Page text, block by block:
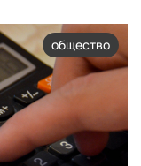
общество